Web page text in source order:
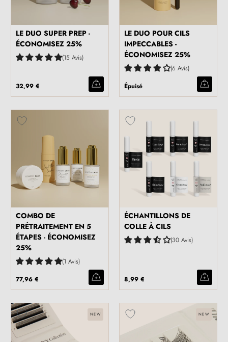
LE DUO SUPER PREP -
ÉCONOMISEZ 25%
15 Avis
32,99 €
LE DUO POUR CILS
IMPECCABLES -
ÉCONOMISEZ 25%
6 Avis
Épuisé
COMBO DE
PRÉTRAITEMENT EN 5
ÉTAPES - ÉCONOMISEZ
25%
1 Avis
77,96 €
ÉCHANTILLONS DE
COLLE À CILS
30 Avis
8,99 €
NEW NEW